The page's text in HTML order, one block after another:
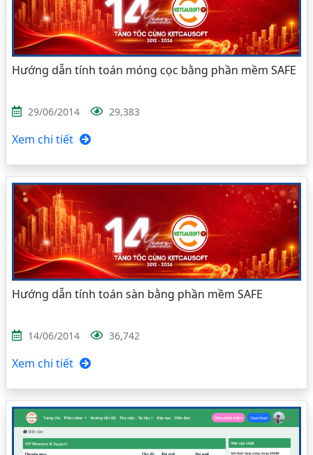
Hướng dẫn tính toán móng cọc bằng phần mềm SAFE
29/06/2014 29,383
Xem chi tiết
Hướng dẫn tính toán sàn bằng phần mềm SAFE
14/06/2014 36,742
Xem chi tiết